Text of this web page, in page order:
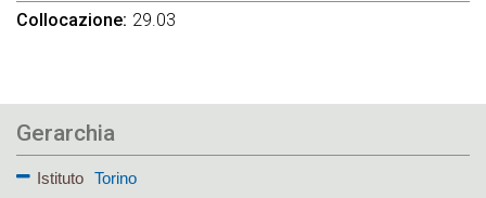
Collocazione 29.03
Gerarchia
Istituto
Torino